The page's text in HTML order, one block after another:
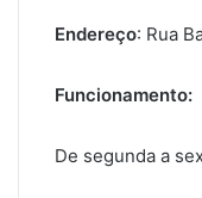
Endereço: Rua
Funcionamento:
De segunda a